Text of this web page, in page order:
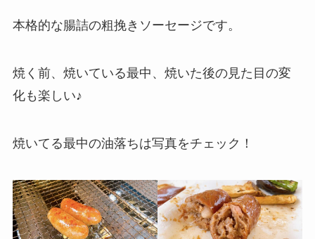
本格的な腸詰の粗挽きソーセージです。
焼く前、焼いている最中、焼いた後の見た目の変
化も楽しい♪
焼いてる最中の油落ちは写真をチェック！